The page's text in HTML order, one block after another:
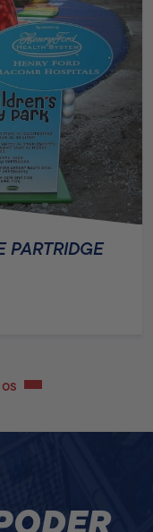
PARTRIDGE